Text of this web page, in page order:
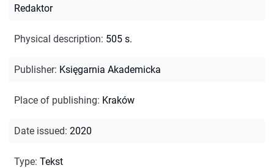
Redaktor
Physical description: 505 s.
Publisher: Księgarnia Akademicka
Place of publishing: Kraków
Date issued: 2020
Type: Tekst